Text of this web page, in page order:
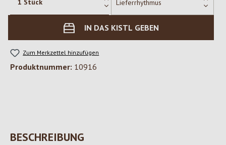
IN DAS KISTL GEBEN
Zum Merkzettel hinzufügen
Produktnummer: 10916
BESCHREIBUNG